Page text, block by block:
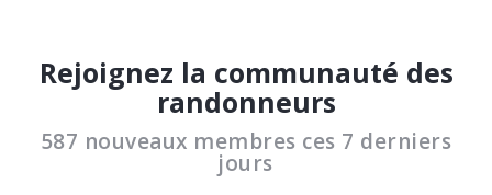
Rejoignez la communauté des
randonneurs
587 nouveaux membres ces 7 derniers
jours